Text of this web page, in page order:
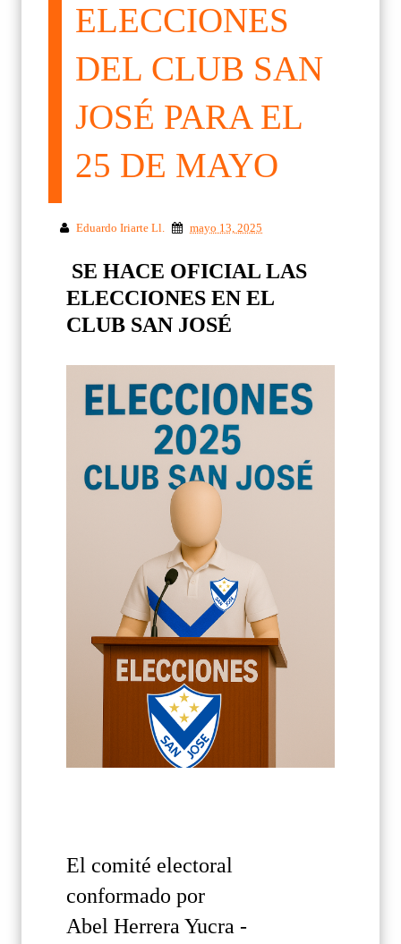
ELECCIONES
DEL CLUB SAN
JOSÉ PARA EL
25 DE MAYO
Eduardo Iriarte Ll. mayo 13, 2025
SE HACE OFICIAL LAS
ELECCIONES EN EL
CLUB SAN JOSÉ
El comité electoral
conformado por
Abel Herrera Yucra -